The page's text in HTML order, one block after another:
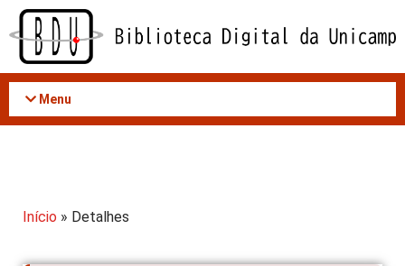
Acessar
conteúdo
Menu
Início » Detalhes